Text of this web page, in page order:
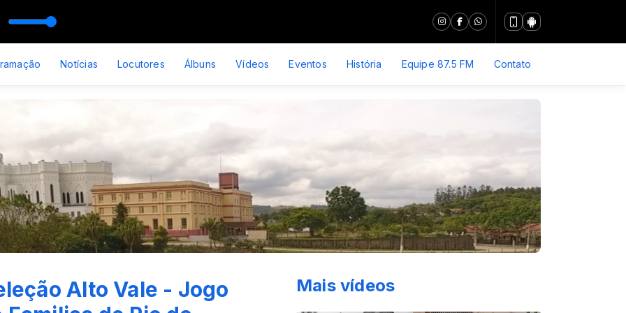
Notícias Locutores Álbuns Vídeos Eventos História Equipe 87.5 FM Contato
Alto Vale - Jogo
Mais vídeos